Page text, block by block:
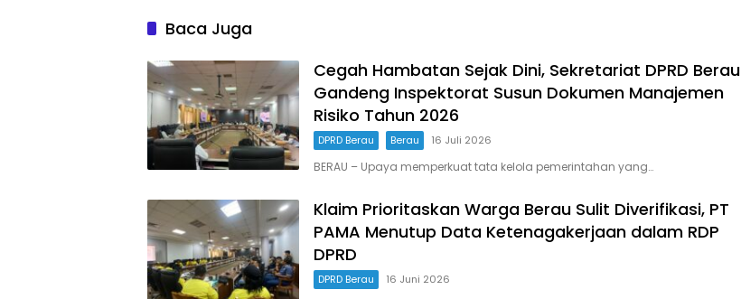
Baca Juga
Cegah Hambatan Sejak Dini, Sekretariat DPRD Berau
Gandeng Inspektorat Susun Dokumen Manajemen
Risiko Tahun 2026
DPRD Berau Berau 16 Juli 2026
BERAU – Upaya memperkuat tata kelola pemerintahan yang…
Klaim Prioritaskan Warga Berau Sulit Diverifikasi, PT
PAMA Menutup Data Ketenagakerjaan dalam RDP
DPRD
DPRD Berau 16 Juni 2026